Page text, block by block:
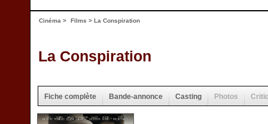
Cinéma > Films > La Conspiration
La Conspiration
Fiche complète Bande-annonce Casting Photos